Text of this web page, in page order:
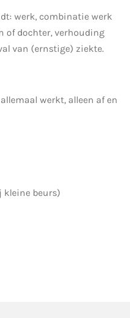
werk, combinatie werk
of dochter, verhouding
van (ernstige) ziekte.
werkt, alleen af en
kleine beurs)